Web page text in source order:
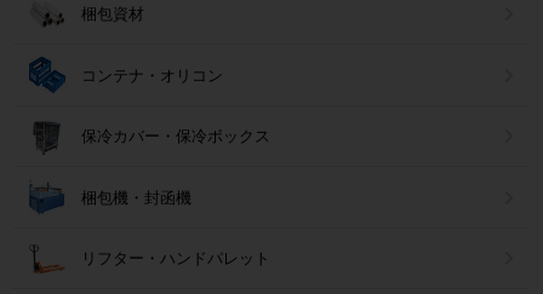
梱包資材
コンテナ・オリコン
保冷カバー・保冷ボックス
梱包機・封函機
リフター・ハンドパレット